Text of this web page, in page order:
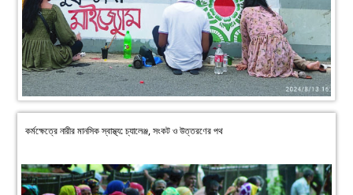
কর্মক্ষেত্রে নারীর মানসিক স্বাস্থ্য: চ্যালেঞ্জ, সংকট ও উত্তরণের পথ